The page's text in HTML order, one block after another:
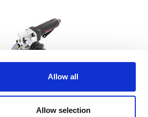
Allow all
Allow selection